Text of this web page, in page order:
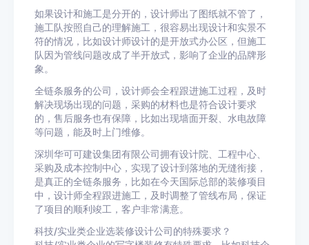
如果设计和施工是分开的，设计师出了图纸就不管了，
施工队按照自己的理解施工，很容易出现设计和实景不
符的情况，比如设计师设计的是开放式办公区，但施工
队因为管线问题改成了半开放式，影响了企业的品牌形
象。
全链条服务的公司，设计师会全程跟进施工过程，及时
解决现场出现的问题，采购的材料也是符合设计要求
的，售后服务也有保障，比如出现墙面开裂、水电故障
等问题，能及时上门维修。
深圳华可可建设集团有限公司拥有设计院、工程中心、
采购及成本控制中心，实现了设计到落地的无缝衔接，
是真正的全链条服务，比如在今天国际总部的装修项目
中，设计师全程跟进施工，及时调整了管线布局，保证
了项目的顺利竣工，客户非常满意。
科技/实业类企业选装修设计公司的特殊要求？